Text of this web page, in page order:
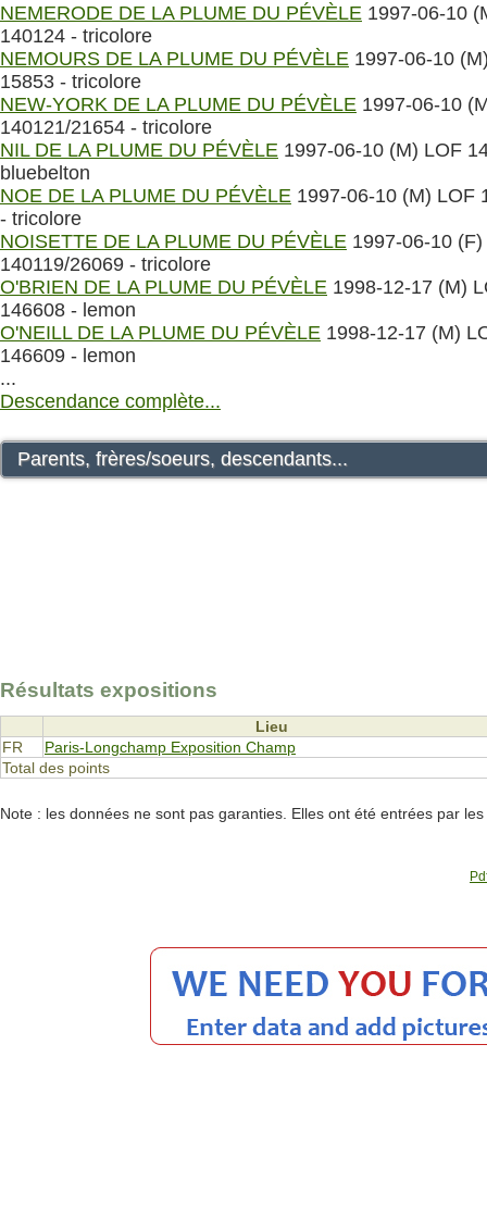
NEMERODE DE LA PLUME DU PÉVÈLE 1997-06-10
140124 - tricolore
NEMOURS DE LA PLUME DU PÉVÈLE 1997-06-10
15853 - tricolore
NEW-YORK DE LA PLUME DU PÉVÈLE 1997-06-10
140121/21654 - tricolore
NIL DE LA PLUME DU PÉVÈLE 1997-06-10 (M) LOF
bluebelton
NOE DE LA PLUME DU PÉVÈLE 1997-06-10 (M) LOF
- tricolore
NOISETTE DE LA PLUME DU PÉVÈLE 1997-06-10
140119/26069 - tricolore
O'BRIEN DE LA PLUME DU PÉVÈLE 1998-12-17 (M)
146608 - lemon
O'NEILL DE LA PLUME DU PÉVÈLE 1998-12-17 (M)
146609 - lemon
...
Descendance complète...
Parents, frères/soeurs, descendants...
Résultats expositions
Lieu
FR
Paris-Longchamp Exposition Champ
Total des points
Note : les données ne sont pas garanties. Elles ont été entrées par